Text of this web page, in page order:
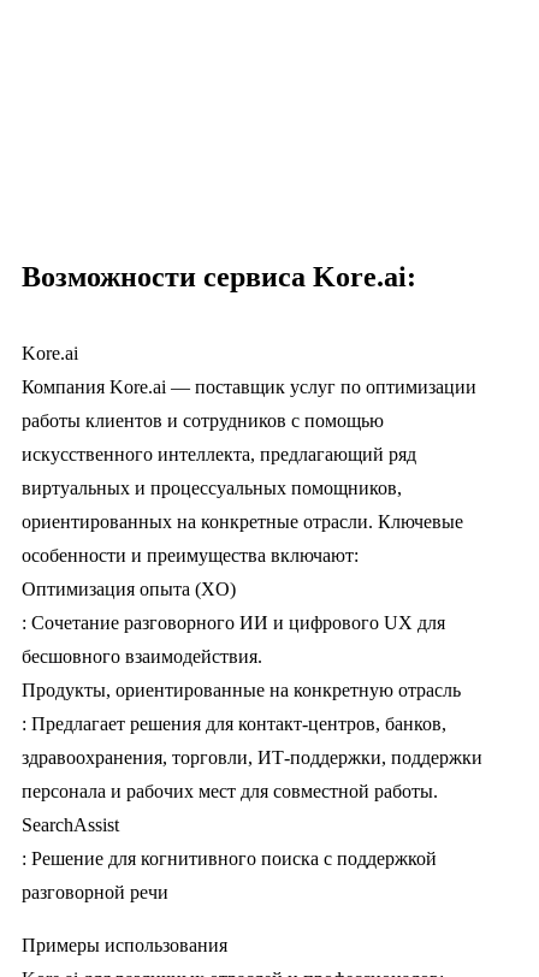
Возможности сервиса Kore.ai:
Kore.ai
Компания Kore.ai — поставщик услуг по оптимизации
работы клиентов и сотрудников с помощью
искусственного интеллекта, предлагающий ряд
виртуальных и процессуальных помощников,
ориентированных на конкретные отрасли. Ключевые
особенности и преимущества включают:
Оптимизация опыта (XO)
: Сочетание разговорного ИИ и цифрового UX для
бесшовного взаимодействия.
Продукты, ориентированные на конкретную отрасль
: Предлагает решения для контакт-центров, банков,
здравоохранения, торговли, ИТ-поддержки, поддержки
персонала и рабочих мест для совместной работы.
SearchAssist
: Решение для когнитивного поиска с поддержкой
разговорной речи
Примеры использования